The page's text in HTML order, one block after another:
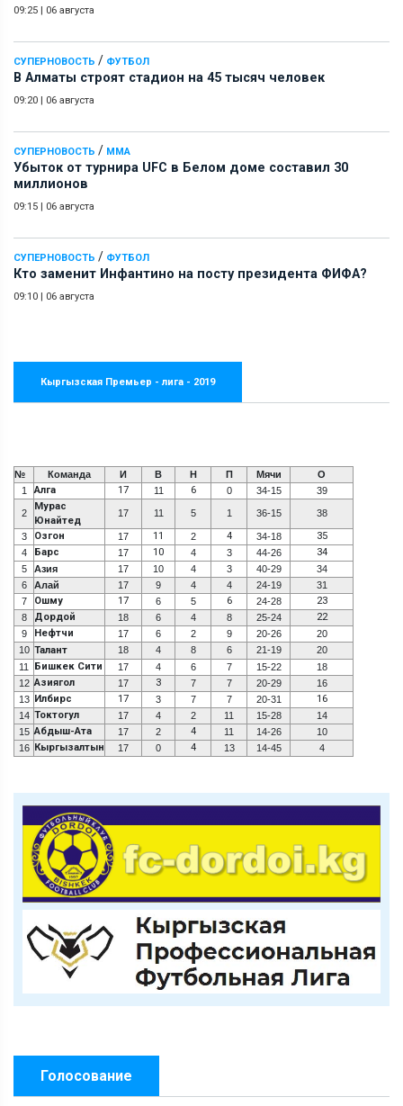
09:25 06 августа
СУПЕРНОВОСТЬ / ФУТБОЛ
В Алматы строят стадион на 45 тысяч человек
09:20 06 августа
СУПЕРНОВОСТЬ / ММА
Убыток от турнира UFC в Белом доме составил 30
миллионов
09:15 06 августа
СУПЕРНОВОСТЬ / ФУТБОЛ
Кто заменит Инфантино на посту президента ФИФА?
09:10 06 августа
Кыргызская Премьер - лига - 2019
№ Команда И В Н П Мячи
О
1
Алга 17 11 6 0 34-15 39
2
Мурас
Юнайтед
17 11 5 1 36-15 38
3 Озгон 17 11 2 4 34-18 35
4 Барс 17 10 4 3 44-26 34
5 Азия 17 10 4 3 40-29
34
6
Алай 17 9 4 4 24-19
31
7
Ошму 17 6 5 6 24-28 23
8 Дордой 18 6 4 8 25-24 22
9 Нефтчи 17 6 2 9 20-26
20
10 Талант 18 4 8 6 21-19
20
11
Бишкек Сити 17 4 6 7 15-22
18
12 Азиягол 17 3 7 7 20-29
16
13
Илбирс 17 3 7 7 20-31 16
14 Токтогул 17 4 2 11 15-28
14
15 Абдыш-Ата 17 2 4 11 14-26
10
16
Кыргызалтын 17 0 4 13 14-45 4
Голосование